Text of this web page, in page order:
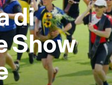
di
Show